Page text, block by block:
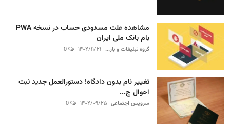
مشاهده علت مسدودی حساب در نسخه PWA
بام بانک ملی ایران
گروه تبلیغات و باز... ۱۴۰۴/۱۱/۲۱
تغییر نام بدون دادگاه! دستورالعمل جدید ثبت
احوال چ...
سرویس اجتماعی ۱۴۰۴/۰۹/۲۵